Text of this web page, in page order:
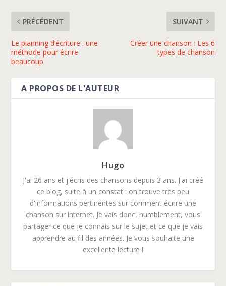
PRÉCÉDENT
Le planning d’écriture : une
méthode pour écrire
beaucoup
SUIVANT
Créer une chanson : Les 6
types de chanson
A PROPOS DE L'AUTEUR
Hugo
J'ai 26 ans et j'écris des chansons depuis 3 ans. J'ai créé
ce blog, suite à un constat : on trouve très peu
d'informations pertinentes sur comment écrire une
chanson sur internet. Je vais donc, humblement, vous
partager ce que je connais sur le sujet et ce que je vais
apprendre au fil des années. Je vous souhaite une
excellente lecture !